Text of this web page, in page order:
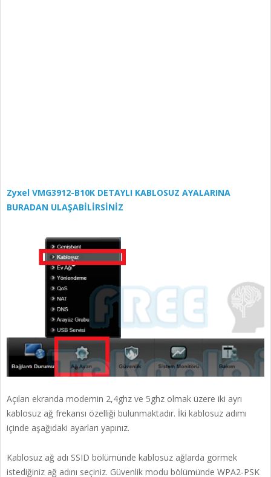
Zyxel VMG3912-B10K DETAYLI KABLOSUZ AYALARINA
BURADAN ULAŞABİLİRSİNİZ
Açılan ekranda modemin 2,4ghz ve 5ghz olmak üzere iki ayrı
kablosuz ağ frekansı özelliği bulunmaktadır. İki kablosuz adımı
içinde aşağıdaki ayarları yapınız.
Kablosuz ağ adı SSID bölümünde kablosuz ağlarda görmek
istediğiniz ağ adını seçiniz. Güvenlik modu bölümünde WPA2-PSK